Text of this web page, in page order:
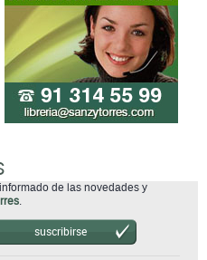
de las novedades y
.
suscribirse